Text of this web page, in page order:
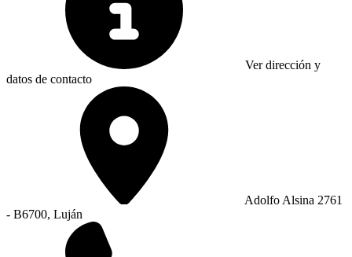
Ver dirección y
datos de contacto
Adolfo Alsina 2761
- B6700, Luján